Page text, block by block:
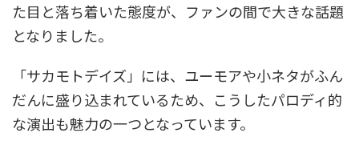
た目と落ち着いた態度が、ファンの間で大きな話題
となりました。
「サカモトデイズ」には、ユーモアや小ネタがふん
だんに盛り込まれているため、こうしたパロディ的
な演出も魅力の一つとなっています。